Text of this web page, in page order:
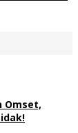
Omset,